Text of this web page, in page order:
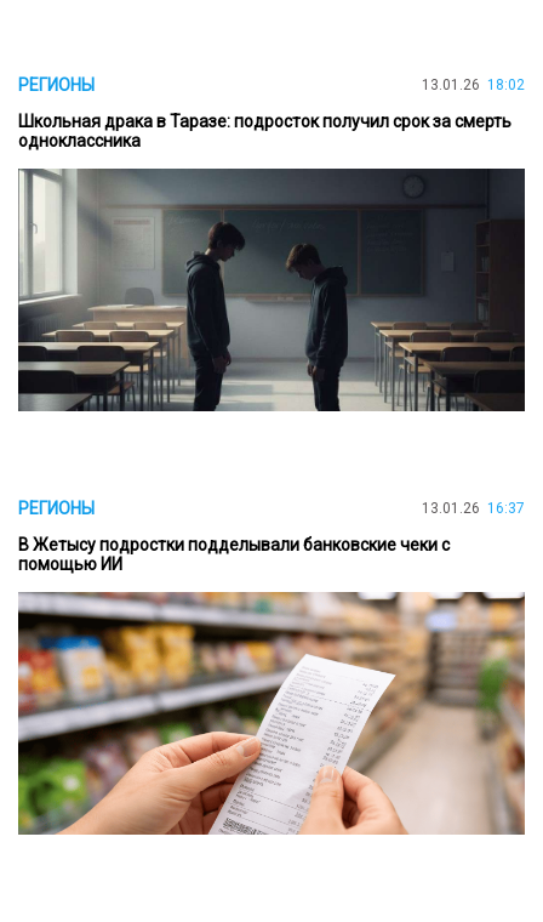
РЕГИОНЫ 13.01.26 18:02
Школьная драка в Таразе: подросток получил срок за смерть
одноклассника
РЕГИОНЫ 13.01.26 16:37
В Жетысу подростки подделывали банковские чеки с
помощью ИИ